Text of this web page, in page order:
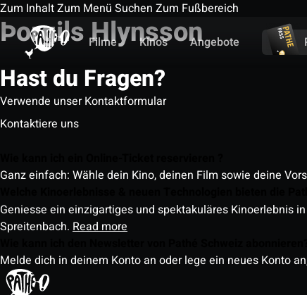
Zum InhaltZum Menü Suchen Zum Fußbereich
Filme
Kinos Angebote
Þorgils Hlynsson
Hast du Fragen?
Verwende unser Kontaktformular
Kontaktiere uns
Ganz einfach: Wähle dein Kino, deinen Film sowie deine
Geniesse ein einzigartiges und spektakuläres Kinoerlebnis
Spreitenbach. Read more
Melde dich in deinem Konto an oder lege ein neues Konto